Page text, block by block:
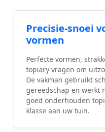
Precisie-snoei
vormen
Perfecte vormen,
topiary vragen om
De vakman gebruikt
gereedschap en werkt
goed onderhouden
klasse aan uw tuin.